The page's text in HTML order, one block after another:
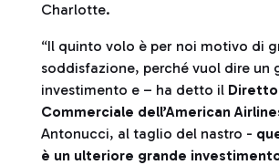
Charlotte.
“Il quinto volo è per noi motivo di
soddisfazione, perché vuol dire un
investimento e – ha detto il
Commerciale dell’American
Antonucci, al taglio del nastro -
è un ulteriore grande